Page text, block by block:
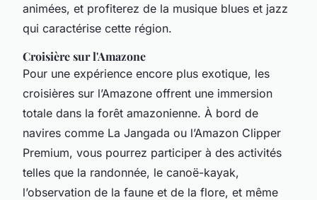
animées, et profiterez de la musique blues et jazz
qui caractérise cette région.
Croisière sur l'Amazone
Pour une expérience encore plus exotique, les
croisières sur l’Amazone offrent une immersion
totale dans la forêt amazonienne. À bord de
navires comme La Jangada ou l’Amazon Clipper
Premium, vous pourrez participer à des activités
telles que la randonnée, le canoë-kayak,
l’observation de la faune et de la flore, et même